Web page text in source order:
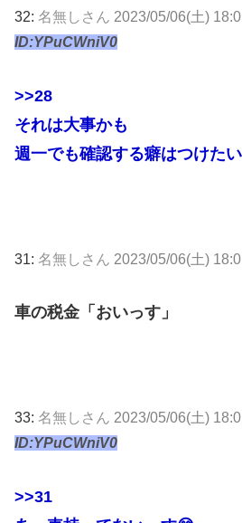
32: 名無しさん 2023/05/06(土)
ID:YPuCWniV0
>>28
それは大事かも
週一でも確認する癖はつけたい
31: 名無しさん 2023/05/06(土)
車の税金「おいっす」
33: 名無しさん 2023/05/06(土)
ID:YPuCWniV0
>>31